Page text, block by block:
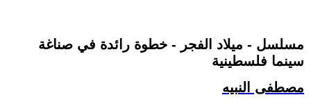
مسلسل - ميلاد الفجر - خطوة رائدة في صناغة
سينما فلسطينية
مصطفى النبيه